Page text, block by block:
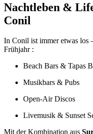
Nachtleben &
Conil
In Conil ist immer etwas los
Frühjahr :
Beach Bars & Tapas
Musikbars & Pubs
Open-Air Discos
Livemusik & Sunset
Mit der Kombination aus